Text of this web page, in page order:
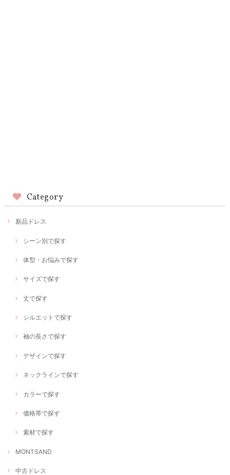
Category
新品ドレス
シーン別で探す
体型・お悩みで探す
サイズで探す
丈で探す
シルエットで探す
袖の長さで探す
デザインで探す
ネックラインで探す
カラーで探す
価格帯で探す
素材で探す
MONTSAND
中古ドレス